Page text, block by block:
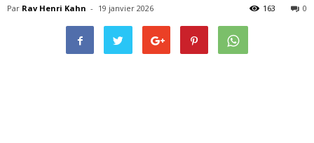
Par Rav Henri Kahn - 19 janvier 2026 0
163